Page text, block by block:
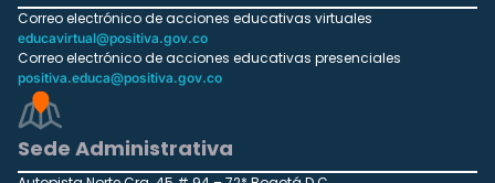
Correo electrónico de acciones educativas virtuales
educavirtual@positiva.gov.co
Correo electrónico de acciones educativas presenciales
positiva.educa@positiva.gov.co
Sede Administrativa